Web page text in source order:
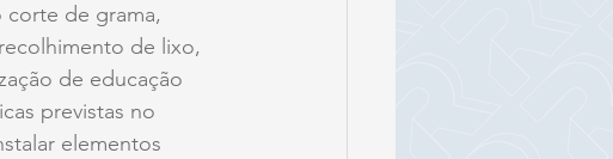
corte de grama,
de lixo,
de educação
previstas no
elementos